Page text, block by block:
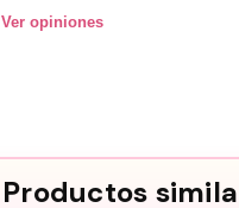
Ver opiniones
Productos